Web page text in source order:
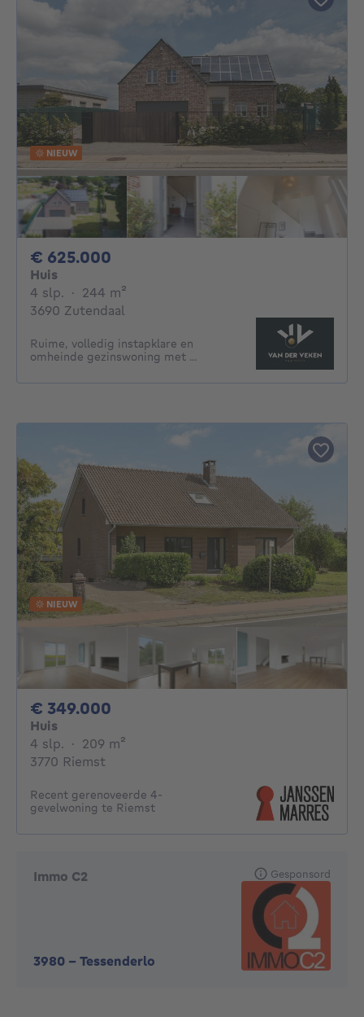
NIEUW
€ 625.000
Huis
4 slp. 4 slaapkamers
· 244 m²
3690 Zutendaal
Ruime, volledig instapklare en
omheinde gezinswoning met ...
NIEUW
€ 349.000
Huis
4 slp. 4 slaapkamers
· 209 m²
3770 Riemst
Recent gerenoveerde 4-
gevelwoning te Riemst
Immo C2
3980 - Tessenderlo
Gesponsord